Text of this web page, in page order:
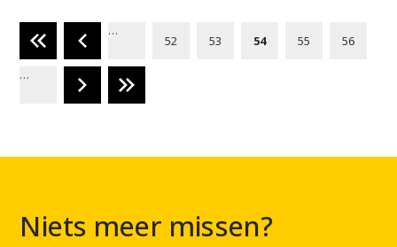
…
52 53 54 55 56
…
Niets meer missen?